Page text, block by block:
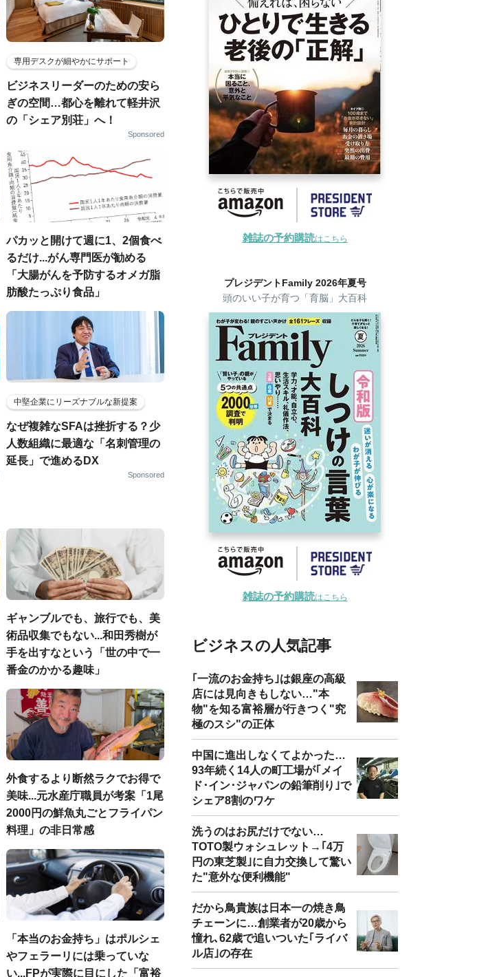
専用デスクが細やかにサポート
ビジネスリーダーのための安ら
ぎの空間…都心を離れて軽井沢
の「シェア別荘」へ！
Sponsored
パカッと開けて週に1、2個食べ
るだけ...がん専門医が勧める
「大腸がんを予防するオメガ脂
肪酸たっぷり食品」
中堅企業にリーズナブルな新提案
なぜ複雑なSFAは挫折する？少
人数組織に最適な「名刺管理の
延長」で進めるDX
Sponsored
ギャンブルでも、旅行でも、美
術品収集でもない...和田秀樹が
手を出すなという「世の中で一
番金のかかる趣味」
外食するより断然ラクでお得で
美味...元水産庁職員が考案「1尾
2000円の鮮魚丸ごとフライパン
料理」の非日常感
「本当のお金持ち」はポルシェ
やフェラーリには乗っていな
い...FPが実際に目にした「富裕
雑誌の予約購読はこちら
プレジデントFamily 2026年夏号
頭のいい子が育つ「育脳」大百科
雑誌の予約購読はこちら
ビジネスの人気記事
｢一流のお金持ち｣は銀座の高級
店には見向きもしない…"本
物"を知る富裕層が行きつく"究
極のスシ"の正体
中国に進出しなくてよかった…
93年続く14人の町工場が｢メイ
ド･イン･ジャパンの鉛筆削り｣で
シェア8割のワケ
洗うのはお尻だけでない…
TOTO製ウォシュレット→｢4万
円の東芝製｣に自力交換して驚い
た"意外な便利機能"
だから鳥貴族は日本一の焼き鳥
チェーンに…創業者が20歳から
憧れ､62歳で追いついた｢ライバ
ル店｣の存在